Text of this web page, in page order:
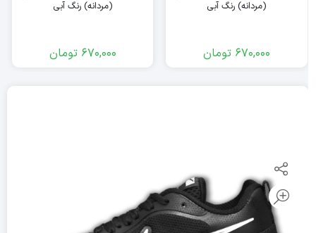
(مردانه) رنگ آبی
670,000 تومان
(مردانه) رنگ آبی
670,000 تومان